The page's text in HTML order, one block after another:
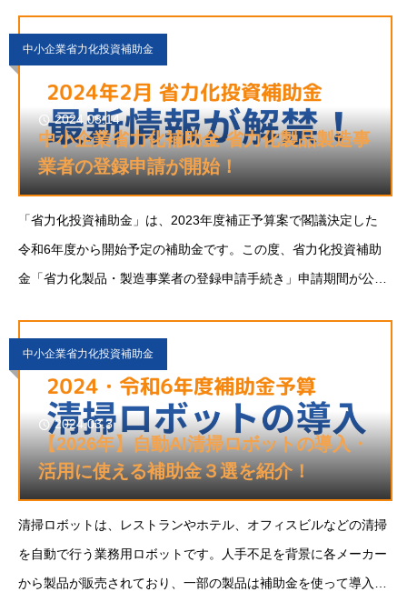
紙幣には、一万円札に「近
中小企業省力化投資補助金
2024.03.14
中小企業省力化補助金 省力化製品製造事
業者の登録申請が開始！
「省力化投資補助金」は、2023年度補正予算案で閣議決定した
令和6年度から開始予定の補助金です。この度、省力化投資補助
金「省力化製品・製造事業者の登録申請手続き」申請期間が公開
登録申請手続きの申請方法、申請期間
中小企業省力化投資補助金
2024.03.3
【2026年】自動AI清掃ロボットの導入・
活用に使える補助金３選を紹介！
清掃ロボットは、レストランやホテル、オフィスビルなどの清掃
を自動で行う業務用ロボットです。人手不足を背景に各メーカー
から製品が販売されており、一部の製品は補助金を使って導入費